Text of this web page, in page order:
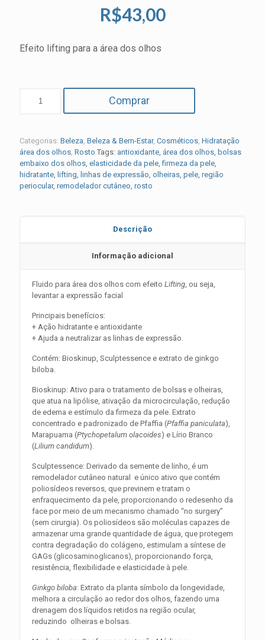
R$43,00
Efeito lifting para a área dos olhos
Comprar
Categorias: Beleza, Beleza & Bem-Estar, Cosméticos, Hidratação
área dos olhos, Rosto Tags: antioxidante, área dos olhos, bolsas
embaixo dos olhos, elasticidade da pele,firmeza da pele,
hidratante, lifting, linhas de expressão, olheiras, pele, região
periocular, remodelador cutâneo, rosto
Descrição
Informação adicional
Fluido para área dos olhos com efeito Lifting, ou seja,
levantar a expressão facial
Principais benefícios:
+ Ação hidratante e antioxidante
+ Ajuda a neutralizar as linhas de expressão.
Contém: Bioskinup, Sculptessence e extrato de ginkgo
biloba.
Bioskinup: Ativo para o tratamento de bolsas e olheiras,
que atua na lipólise, ativação da microcirculação, redução
de edema e estímulo da firmeza da pele. Extrato
concentrado e padronizado de Pfaffia (Pfaffia paniculata),
Marapuama (Ptychopetalum olacoides) e Lírio Branco
(Lilium candidum).
Sculptessence: Derivado da semente de linho, é um
remodelador cutâneo natural e único ativo que contém
poliosídeos reversos, que previnem e tratam o
enfraquecimento da pele, proporcionando o redesenho da
face por meio de um mecanismo chamado “no surgery”
(sem cirurgia). Os poliosídeos são moléculas capazes de
armazenar uma grande quantidade de água, que protegem
contra degradação do colágeno, estimulam a síntese de
GAGs (glicosaminoglicanos), proporcionando força,
resistência, flexibilidade e elasticidade à pele.
Ginkgo biloba: Extrato da planta símbolo da longevidade,
melhora a circulação ao redor dos olhos, fazendo uma
drenagem dos líquidos retidos na região ocular,
reduzindo olheiras e bolsas.